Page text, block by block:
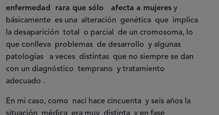
enfermedad rara que sólo afecta a mujeres y
básicamente es una alteración genética que implica
la desaparición total o parcial de un cromosoma, lo
que conlleva problemas de desarrollo y algunas
patologías a veces distintas que no siempre se dan
con un diagnóstico temprano y tratamiento
adecuado .
En mi caso, como nací hace cincuenta y seis años la
situación médica era muy distinta y en fase